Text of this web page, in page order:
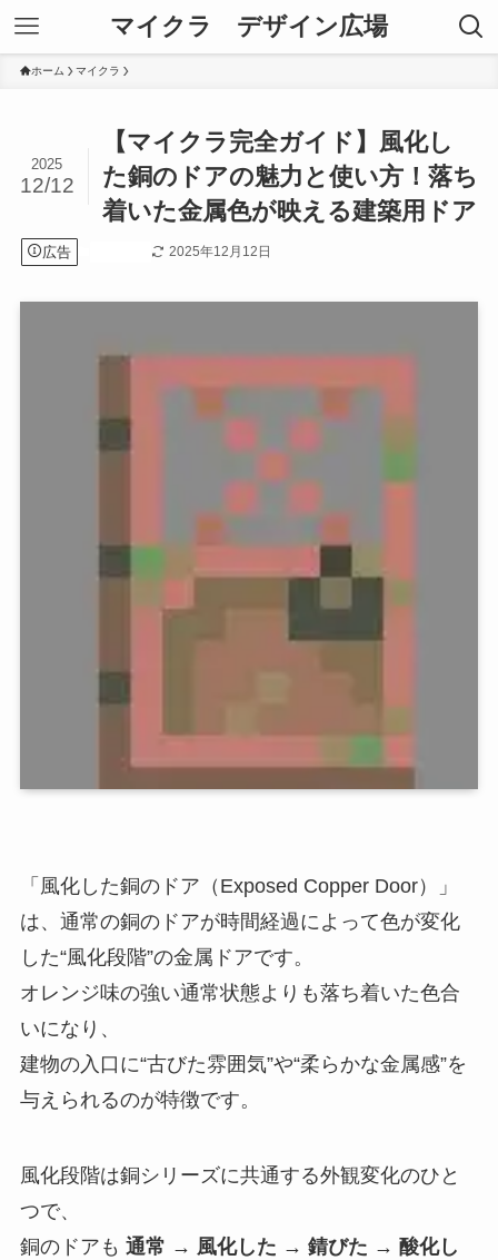
マイクラ デザイン広場
ホーム マイクラ
【マイクラ完全ガイド】風化し
た銅のドアの魅力と使い方！落ち
着いた金属色が映える建築用ドア
2025
12/12
広告 2025年12月12日
「風化した銅のドア（Exposed Copper Door）」
は、通常の銅のドアが時間経過によって色が変化
した“風化段階”の金属ドアです。
オレンジ味の強い通常状態よりも落ち着いた色合
いになり、
建物の入口に“古びた雰囲気”や“柔らかな金属感”を
与えられるのが特徴です。
風化段階は銅シリーズに共通する外観変化のひと
つで、
銅のドアも 通常 → 風化した → 錆びた → 酸化し